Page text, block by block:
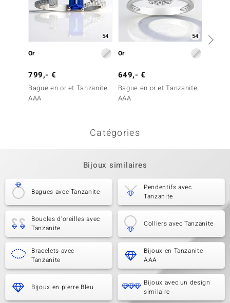
54
Or
799,- €
Bague en or et Tanzanite
AAA
54
Or
649,- €
Bague en or et Tanzanite
AAA
Catégories
Bijoux similaires
Bagues avec Tanzanite
Pendentifs avec
Tanzanite
Boucles d'oreilles avec
Tanzanite
Colliers avec Tanzanite
Bracelets avec
Tanzanite
Bijoux en Tanzanite
AAA
Bijoux en pierre Bleu
Bijoux avec un design
similaire